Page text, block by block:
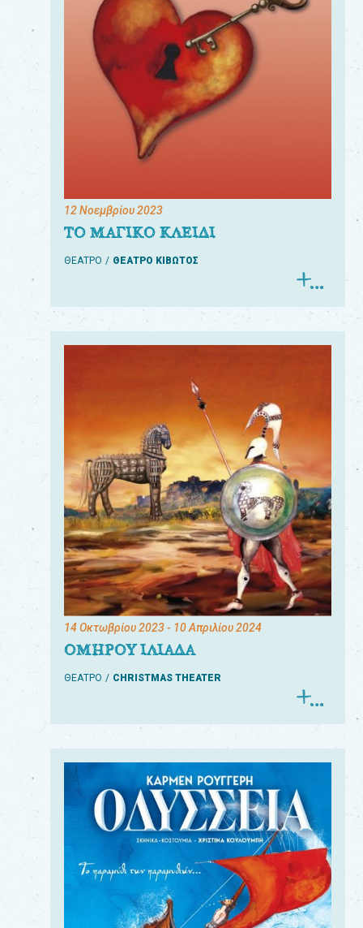
12 Νοεμβρίου 2023
ΤΟ ΜΑΓΙΚΟ ΚΛΕΙΔΙ
ΘΕΑΤΡΟ ΘΕΑΤΡΟ ΚΙΒΩΤΟΣ
14 Οκτωβρίου 2023- 10 Απριλίου 2024
ΟΜΗΡΟΥ ΙΛΙΑΔΑ
ΘΕΑΤΡΟ CHRISTMAS THEATER